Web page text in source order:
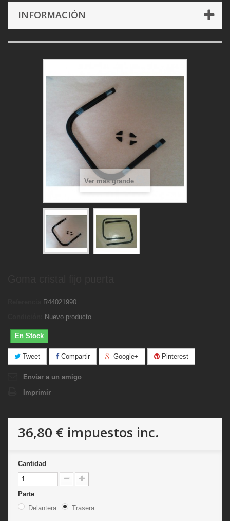
INFORMACIÓN
Ver más grande
R44021990
Nuevo producto
En Stock
Tweet Compartir Google+ Pinterest
Enviar a un amigo
Imprimir
36,80 € impuestos inc.
Cantidad
Parte
Delantera
Trasera